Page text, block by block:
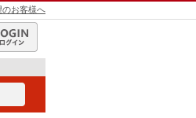
のお客様へ